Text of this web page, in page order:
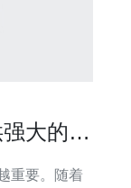
大的网
重要。随着